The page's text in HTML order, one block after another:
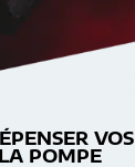
VOS
POMPE